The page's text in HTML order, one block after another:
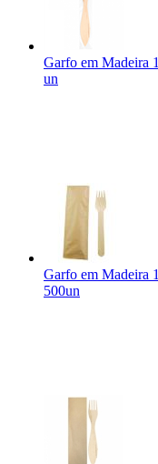
Garfo em Madeira
un
Garfo em Madeira
500un